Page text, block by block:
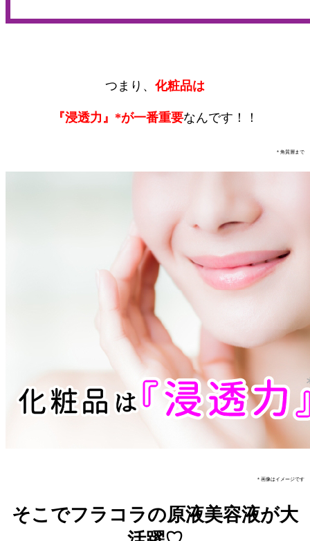
つまり、 化粧品は
『浸透力』*が一番重要なんです！！
＊角質層まで
＊画像はイメージです
そこでフラコラの原液美容液が大